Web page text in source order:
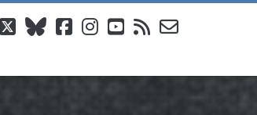
twitterblueskyfacebook
instagram
youtube
rss email-